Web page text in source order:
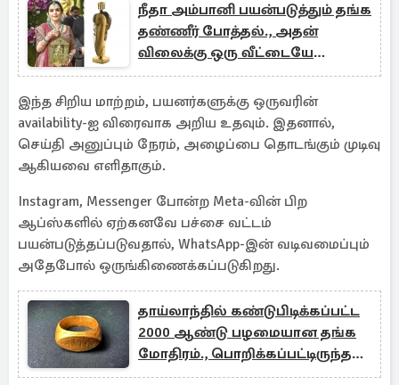
நீதா அம்பானி பயன்படுத்தும் தங்க
தண்ணீர் போத்தல்., அதன்
விலைக்கு ஒரு வீட்டையே
வாங்கலாம்
இந்த சிறிய மாற்றம், பயனர்களுக்கு ஒருவரின்
availability-ஐ விரைவாக அறிய உதவும். இதனால்,
செய்தி அனுப்பும் நேரம், அழைப்பை தொடங்கும் முடிவு
ஆகியவை எளிதாகும்.
Instagram, Messenger போன்ற Meta-வின் பிற
ஆப்ஸ்களில் ஏற்கனவே பச்சை வட்டம்
பயன்படுத்தப்படுவதால், WhatsApp-இன் வடிவமைப்பும்
அதேபோல் ஒருங்கிணைக்கப்படுகிறது.
தாய்லாந்தில் கண்டுபிடிக்கப்பட்ட
2000 ஆண்டு பழமையான தங்க
மோதிரம்., பொறிக்கப்பட்டிருந்த
இந்திய மொழி